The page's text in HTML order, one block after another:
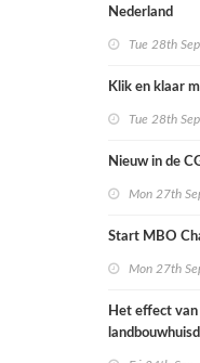
Nederland
Tue 28th Sep
Klik en klaar
Tue 28th Sep
Nieuw in de
Mon 27th
Start MBO
Mon 27th
Het effect